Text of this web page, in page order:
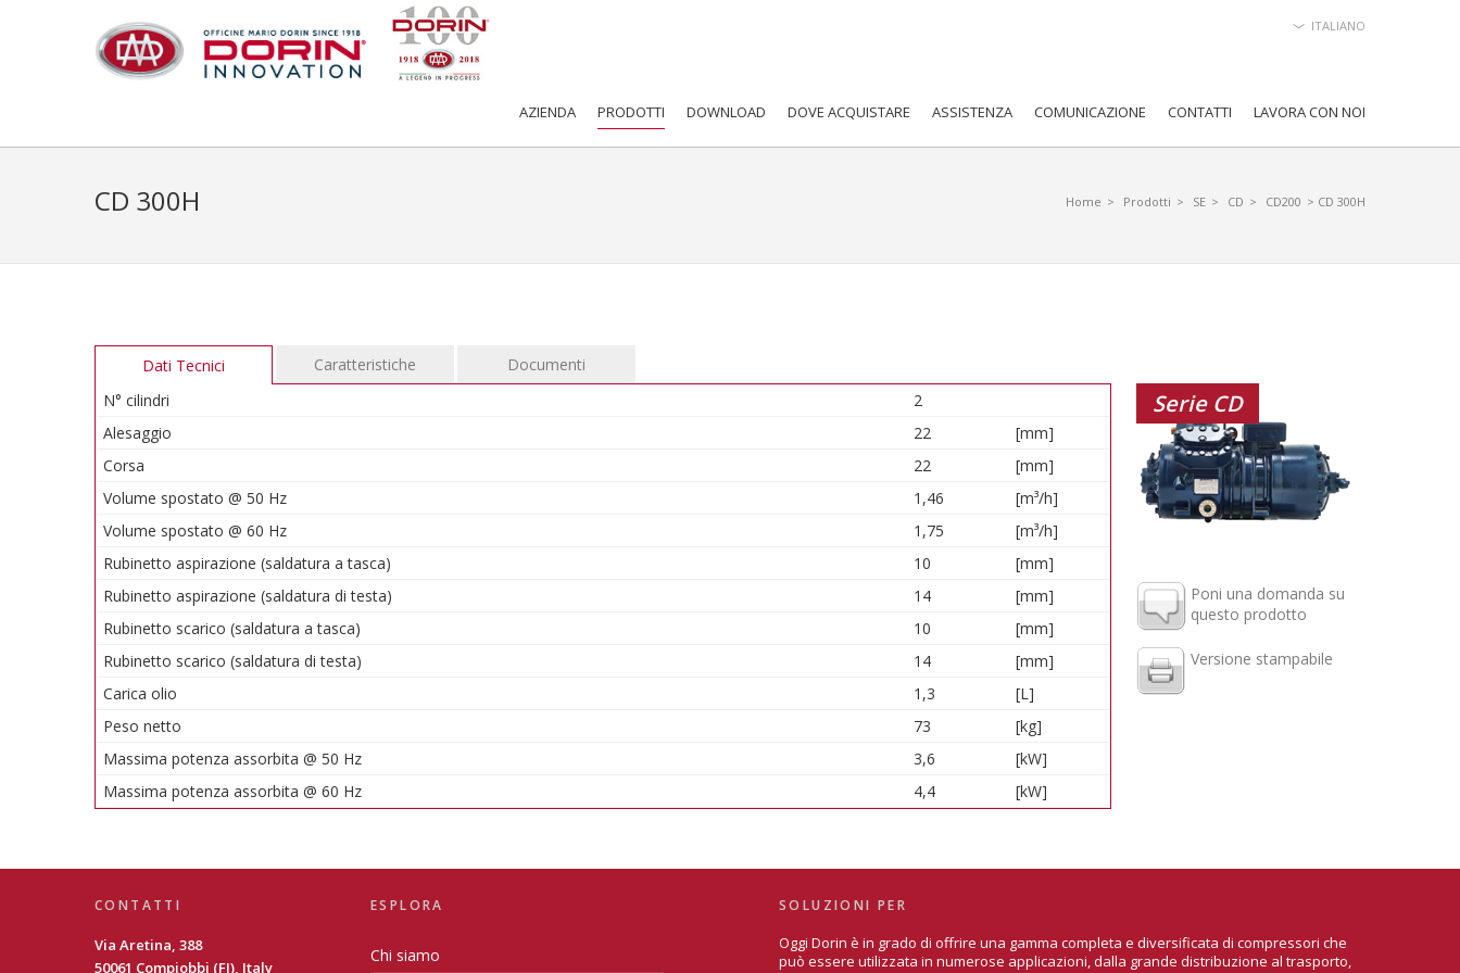
ITALIANO
AZIENDA PRODOTTI DOWNLOAD DOVE ACQUISTARE ASSISTENZA COMUNICAZIONE CONTATTI LAVORA CON NOI
CD 300H Home > Prodotti > SE > CD > CD200 > CD 300H
Dati Tecnici Caratteristiche
Documenti
N° cilindri
2
Alesaggio
22
[mm]
Corsa
22
[mm]
Volume spostato @ 50 Hz
1,46
[m³/h]
Volume spostato @ 60 Hz
1,75
[m³/h]
Rubinetto aspirazione (saldatura a tasca)
10
[mm]
Rubinetto aspirazione (saldatura di testa)
14
[mm]
Rubinetto scarico (saldatura a tasca)
10
[mm]
Rubinetto scarico (saldatura di testa)
14
[mm]
Carica olio
1,3
[L]
Peso netto
73
[kg]
Massima potenza assorbita @ 50 Hz
3,6
[kW]
Massima potenza assorbita @ 60 Hz
4,4 [kW]
Serie CD
Poni una domanda su
questo prodotto
Versione stampabile
CONTATTI
Via Aretina, 388
50061 Compiobbi (FI), Italy
ESPLORA
Chi siamo
SOLUZIONI PER
Oggi Dorin è in grado di offrire una gamma completa e diversificata di compressori che
può essere utilizzata in numerose applicazioni, dalla grande distribuzione al trasporto,